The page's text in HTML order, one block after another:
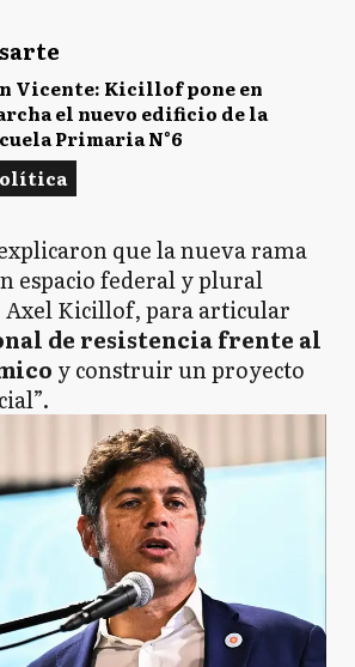
Vicente: Kicillof pone en
el nuevo edificio de la
Primaria N°6
que la nueva rama
espacio federal y plural
Kicillof, para articular
de resistencia frente al
y construir un proyecto